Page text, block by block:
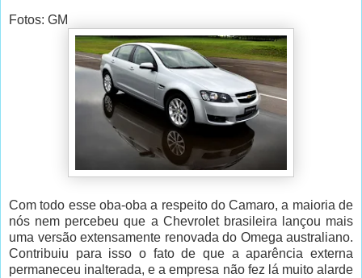
Fotos: GM
Com todo esse oba-oba a respeito do Camaro, a maioria de
nós nem percebeu que a Chevrolet brasileira lançou mais
uma versão extensamente renovada do Omega australiano.
Contribuiu para isso o fato de que a aparência externa
permaneceu inalterada, e a empresa não fez lá muito alarde